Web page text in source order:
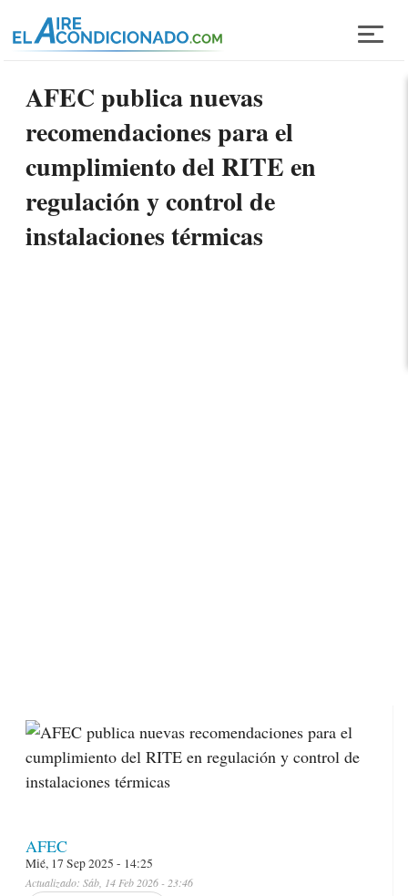
AFEC publica nuevas
recomendaciones para el
cumplimiento del RITE en
regulación y control de
instalaciones térmicas
AFEC
Mié, 17 Sep 2025 - 14:25
Actualizado: Sáb, 14 Feb 2026 - 23:46